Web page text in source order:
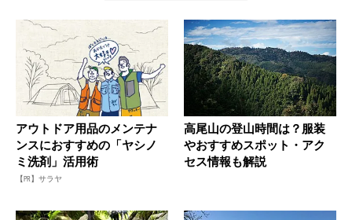
アウトドア用品のメンテナ
ンスにおすすめの「ヤシノ
ミ洗剤」活用術
【PR】サラヤ
高尾山の登山時間は？服装
やおすすめスポット・アク
セス情報も解説